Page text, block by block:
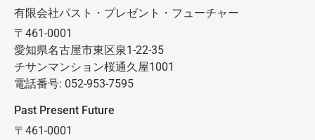
有限会社パスト・プレゼント・フューチャー
〒461-0001
愛知県名古屋市東区泉1-22-35
チサンマンション桜通久屋1001
電話番号: 052-953-7595
Past Present Future
〒461-0001